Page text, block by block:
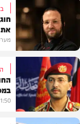
תוכן שיווקי